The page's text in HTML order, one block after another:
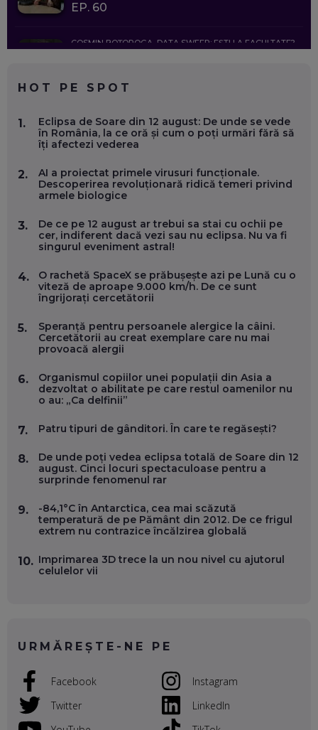
EP. 60
COSMIN BOȚOROGA, DATA SWEEP: EȘTI LA FACULTATE?
FOLOSEȘTI TEHNOLOGIA CA SĂ FII MAI BUN LA JOB. ȘI CUM
SE VA SCHIMBA MUNCA, ÎN URMĂTORII ANI
EP. 58
MARIUS PAȘCULEA, COFONDATOR AL KULTH: CUM
FOLOSEȘTI TEHNOLOGIA CA SĂ ÎȚI DESCHIZI DRUMUL
EP. 57
EFICIENT VIAȚA ONLINE. ȘI CARE SUNT PRIMII PAȘI ÎNTR-O
CARIERĂ DE „HACKER CU PERMIS”
EP. 56
DOINA VÎLCEANU, CONTENTSPEED: VREI SUCCES ONLINE?
ÎNVAȚĂ AEO ȘI GEO!
OLIVIU MATEI, HOLISUN: SOFTWARE DE LA CLUJ PENTRU
VERTICALE FĂRĂ PĂMÂNT
EP. 54
VALENTIN VANCEA, CEO AL PATRIA BANK: AUTOMATIZĂM
PROCESE, DAR CE FACEM CÂND PICĂ BAZA DE DATE, LA
EP. 53
GLOBALĂ, FĂRĂ SĂ PIERZI LEGĂTURA CU COMUNITATEA
TA LOCALĂ - ȘI CE SĂ DAI ÎNAPOI
ANTREPRENORI
RADU MOȚOC, TECHSOUP: O TREIME DINTRE
PARTICIPANȚII LA DEZBATERILE DE PE REȚELE SOCIALE
ȚIPĂ, CU FEȚELE ACOPERITE. CUM ÎNVĂȚĂM SĂ DISCUTĂM
HOT PE SPOT
1.
Eclipsa de Soare din 12 august: De unde se vede
în România, la ce oră și cum o poți urmări fără să
îți afectezi vederea
2.
AI a proiectat primele virusuri funcționale.
Descoperirea revoluționară ridică temeri privind
armele biologice
3.
De ce pe 12 august ar trebui sa stai cu ochii pe
cer, indiferent dacă vezi sau nu eclipsa. Nu va fi
singurul eveniment astral!
4.
O rachetă SpaceX se prăbușește azi pe Lună cu o
viteză de aproape 9.000 km/h. De ce sunt
îngrijorați cercetătorii
5.
Speranță pentru persoanele alergice la câini.
Cercetătorii au creat exemplare care nu mai
provoacă alergii
6.
Organismul copiilor unei populații din Asia a
dezvoltat o abilitate pe care restul oamenilor nu
o au: „Ca delfinii”
7. Patru tipuri de gânditori. În care te regăsești?
8.
De unde poți vedea eclipsa totală de Soare din 12
august. Cinci locuri spectaculoase pentru a
surprinde fenomenul rar
9.
-84,1°C în Antarctica, cea mai scăzută
temperatură de pe Pământ din 2012. De ce frigul
extrem nu contrazice încălzirea globală
10. Imprimarea 3D trece la un nou nivel cu ajutorul
celulelor vii
URMĂREȘTE-NE PE
Facebook
Twitter
Instagram
LinkedIn